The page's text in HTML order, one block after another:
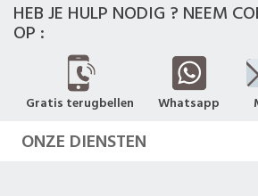
HEB JE HULP NODIG ? NEEM
OP :
Gratis terugbellen Whatsapp
ONZE DIENSTEN